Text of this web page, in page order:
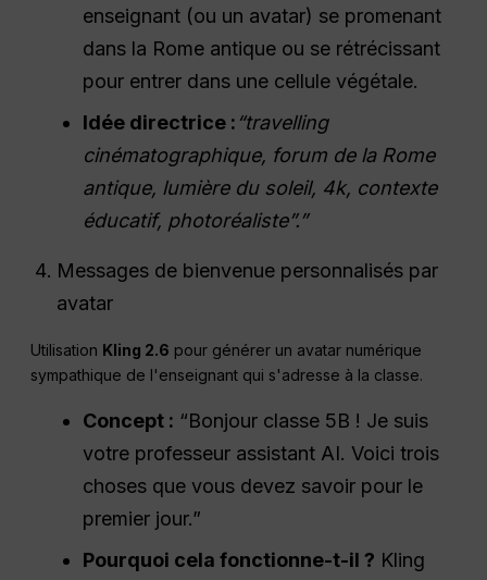
enseignant (ou un avatar) se promenant
dans la Rome antique ou se rétrécissant
pour entrer dans une cellule végétale.
Idée directrice : “travelling
cinématographique, forum de la Rome
antique, lumière du soleil, 4k, contexte
éducatif, photoréaliste”.”
Messages de bienvenue personnalisés par
avatar
Utilisation Kling 2.6 pour générer un avatar numérique
sympathique de l'enseignant qui s'adresse à la classe.
Concept : “Bonjour classe 5B ! Je suis
votre professeur assistant AI. Voici trois
choses que vous devez savoir pour le
premier jour.”
Pourquoi cela fonctionne-t-il ? Kling